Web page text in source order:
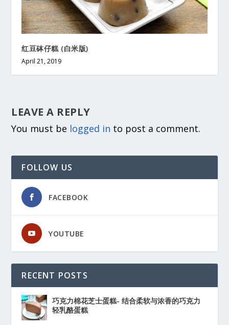
红豆砵仔糕 (白米版)
April 21, 2019
LEAVE A REPLY
You must be logged in to post a comment.
FOLLOW US
FACEBOOK
YOUTUBE
RECENT POSTS
巧克力棉花芝士蛋糕- 结合柔软与浓香的巧克力
轻乳酪蛋糕